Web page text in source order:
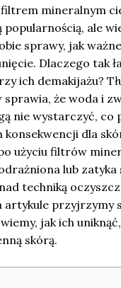
mineralnym
popularnością, ale
sprawy, jak
Dlaczego tak
ich demakijażu?
że woda i
nie wystarczyć, co
dla
po użyciu filtrów
lub
techniką
artykule przyjrzymy
jak ich
skórą.